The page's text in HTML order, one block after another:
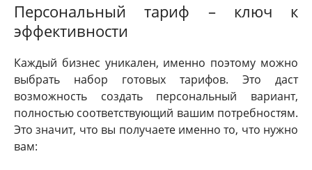
Персональный тариф – ключ к
эффективности
Каждый бизнес уникален, именно поэтому можно
выбрать набор готовых тарифов. Это даст
возможность создать персональный вариант,
полностью соответствующий вашим потребностям.
Это значит, что вы получаете именно то, что нужно
вам: